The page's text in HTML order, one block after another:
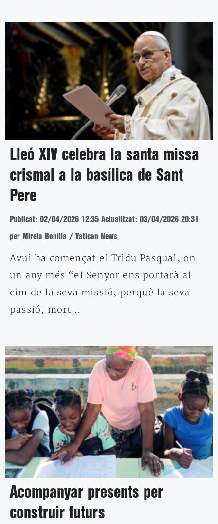
Lleó XIV celebra la santa missa
crismal a la basílica de Sant
Pere
Publicat: 02/04/2026 12:35 Actualitzat: 03/04/2026 20:31
per Mireia Bonilla / Vatican News
Avui ha començat el Tridu Pasqual, on
un any més “el Senyor ens portarà al
cim de la seva missió, perquè la seva
passió, mort…
Acompanyar presents per
construir futurs